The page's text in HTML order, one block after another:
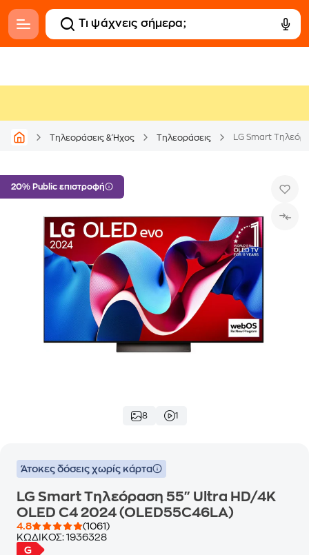
Τηλεοράσεις & Ήχος Τηλεοράσεις
20% Public επιστροφή
8 1
Άτοκες δόσεις χωρίς κάρτα
LG Smart Τηλεόραση 55" Ultra HD/4K
OLED C4 2024 (OLED55C46LA)
4.8
(1061)
ΚΩΔΙΚΟΣ: 1936328